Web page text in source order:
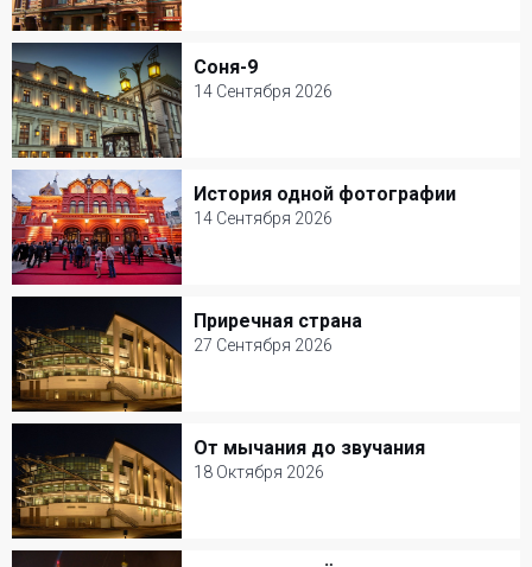
3 Сентября 2026
Театр им. В. Маяковского
Детские спектакли
Соня-9
14 Сентября 2026
Соня-9
14 Сентября 2026
МХТ им. А. П. Чехова
Музыкальный спектакль
История одной фотографии
14 Сентября 2026
История одной фотографии
14 Сентября 2026
Театр Наций
Кукольные
Приречная страна
27 Сентября 2026
Приречная страна
27 Сентября 2026
Мастерская Петра Фоменко
Детские спектакли
От мычания до звучания
18 Октября 2026
От мычания до звучания
18 Октября 2026
Мастерская Петра Фоменко